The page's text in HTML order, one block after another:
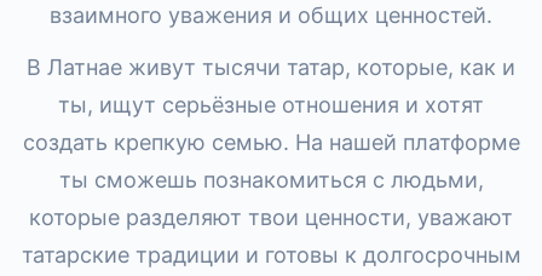
взаимного уважения и общих ценностей.
В Латнае живут тысячи татар, которые, как и
ты, ищут серьёзные отношения и хотят
создать крепкую семью. На нашей платформе
ты сможешь познакомиться с людьми,
которые разделяют твои ценности, уважают
татарские традиции и готовы к долгосрочным